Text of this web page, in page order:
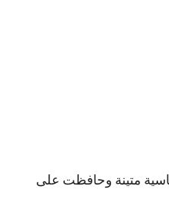
متينة وحافظت على